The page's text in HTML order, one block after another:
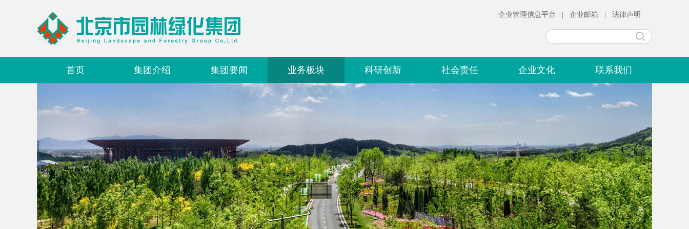
企业管理信息平台 企业邮箱 法律声明
首页 集团介绍 集团要闻 业务板块 科研创新 社会责任 企业文化 联系我们